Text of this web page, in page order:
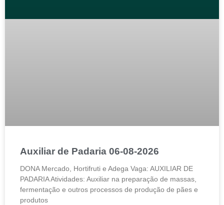
Auxiliar de Padaria 06-08-2026
DONA Mercado, Hortifruti e Adega Vaga: AUXILIAR DE
PADARIA Atividades: Auxiliar na preparação de massas,
fermentação e outros processos de produção de pães e
produtos